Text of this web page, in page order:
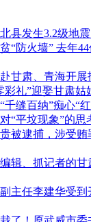
县发生3.2级地
“防火墙” 去年
甘肃、青海开展
彩礼”迎娶甘肃姑
千缝百纳”痴心“
“平坟现象”的思
被逮捕，涉受贿
辑、抓记者的甘
主任李建华受